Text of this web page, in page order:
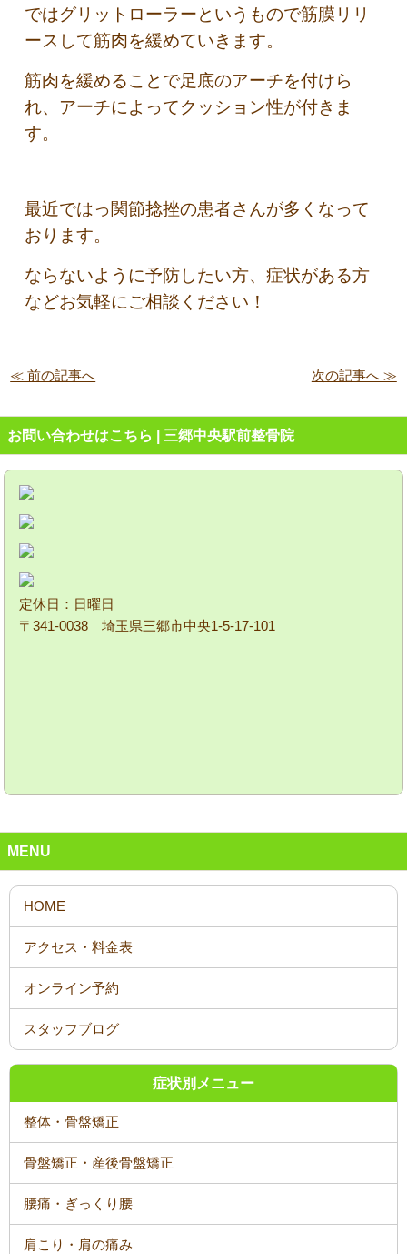
ではグリットローラーというもので筋膜リリ
ースして筋肉を緩めていきます。
筋肉を緩めることで足底のアーチを付けら
れ、アーチによってクッション性が付きま
す。
最近ではっ関節捻挫の患者さんが多くなって
おります。
ならないように予防したい方、症状がある方
などお気軽にご相談ください！
≪ 前の記事へ 次の記事へ ≫
お問い合わせはこちら | 三郷中央駅前整骨院
定休日：日曜日
〒341-0038 埼玉県三郷市中央1-5-17-101
MENU
オンライン予約
スタッフブログ
症状別メニュー
整体・骨盤矯正
骨盤矯正・産後骨盤矯正
腰痛・ぎっくり腰
肩こり・肩の痛み